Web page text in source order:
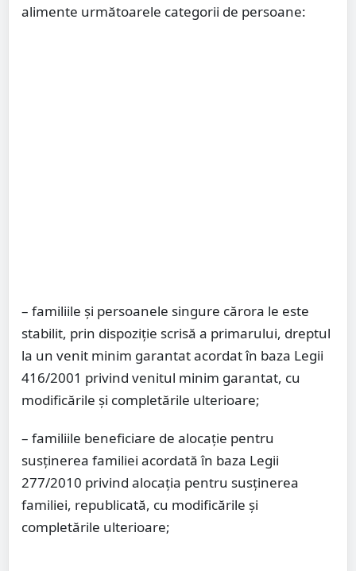
alimente următoarele categorii de persoane:
– familiile și persoanele singure cărora le este
stabilit, prin dispoziție scrisă a primarului, dreptul
la un venit minim garantat acordat în baza Legii
416/2001 privind venitul minim garantat, cu
modificările și completările ulterioare;
– familiile beneficiare de alocație pentru
susținerea familiei acordată în baza Legii
277/2010 privind alocația pentru susținerea
familiei, republicată, cu modificările și
completările ulterioare;